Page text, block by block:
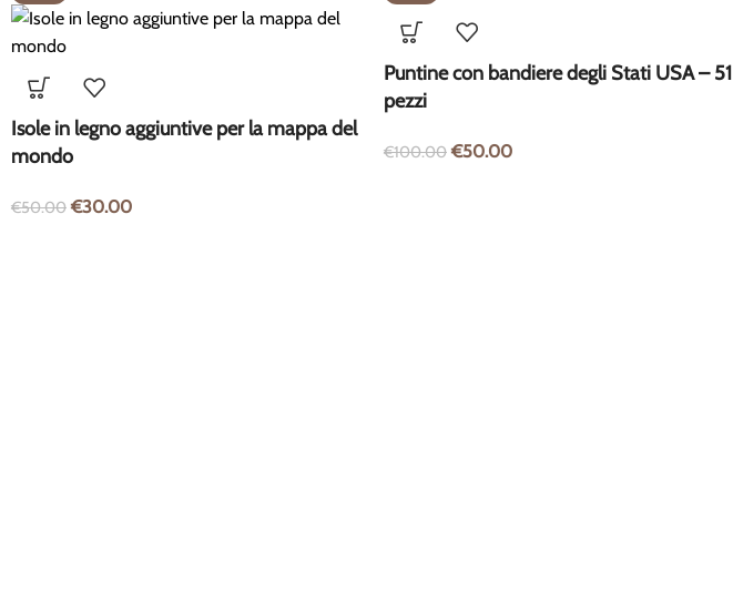
Isole in legno aggiuntive per la mappa del
mondo
€50.00 €30.00
Puntine con bandiere degli Stati USA – 51
pezzi
€100.00 €50.00